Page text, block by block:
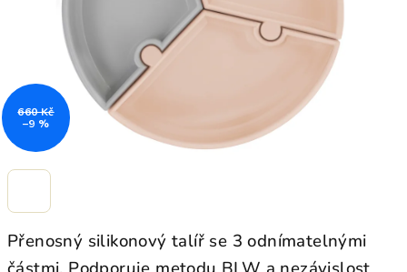
Přenosný silikonový talíř se 3 odnímatelnými
660 Kč
–9 %